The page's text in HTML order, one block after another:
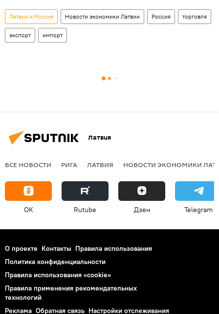
Латвия и Россия Новости экономики Латвии Россия торговля
экспорт импорт
Латвия
ВСЕ НОВОСТИ РИГА ЛАТВИЯ НОВОСТИ ЭКОНОМИКИ
OK Rutube Дзен Telegram
О проекте Контакты Правила использования
Политика конфиденциальности
Правила использования «cookie»
Правила применения рекомендательных
технологий
Реклама Обратная связь Настройки отслеживания